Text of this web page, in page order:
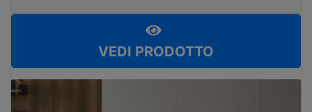
VEDI PRODOTTO